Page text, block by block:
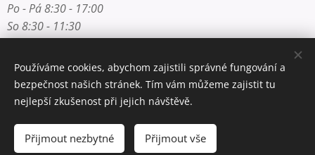
Po - Pá 8:30 - 17:00
So 8:30 - 11:30
Rychlý kontakt
E-mail: info@zlatnictvi-macounova.cz
Telefon: +420 777 200 250
Používáme cookies, abychom zajistili správné fungování a
bezpečnost našich stránek. Tím vám můžeme zajistit tu
nejlepší zkušenost při jejich návštěvě.
Přijmout nezbytné Přijmout vše